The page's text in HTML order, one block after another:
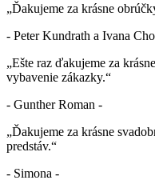
„Ďakujeme za krásne
- Peter Kundrath a Ivana
„Ešte raz ďakujeme za
vybavenie zákazky.“
- Gunther Roman -
„Ďakujeme za krásne
predstáv.“
- Simona -